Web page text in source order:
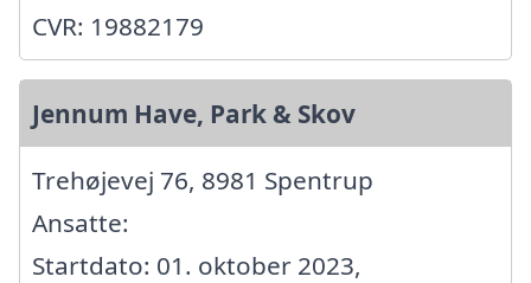
CVR: 19882179
Jennum Have, Park & Skov
Trehøjevej 76, 8981 Spentrup
Ansatte:
Startdato: 01. oktober 2023,